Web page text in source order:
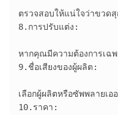
ตรวจสอบให้แน่ใจว่าขวด
8.การปรับแต่ง:
หากคุณมีความต้องการเฉ
9.ชื่อเสียงของผู้ผลิต:
เลือกผู้ผลิตหรือซัพพลายเ
10.ราคา: